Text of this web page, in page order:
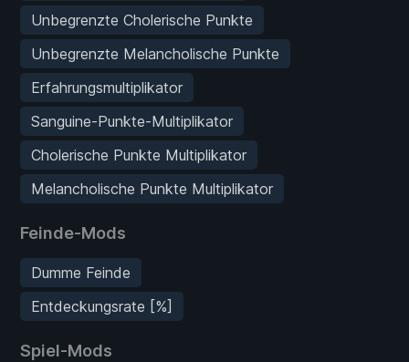
Unbegrenzte Cholerische Punkte
Unbegrenzte Melancholische Punkte
Erfahrungsmultiplikator
Sanguine-Punkte-Multiplikator
Cholerische Punkte Multiplikator
Melancholische Punkte Multiplikator
Feinde-Mods
Dumme Feinde
Entdeckungsrate [%]
Spiel-Mods